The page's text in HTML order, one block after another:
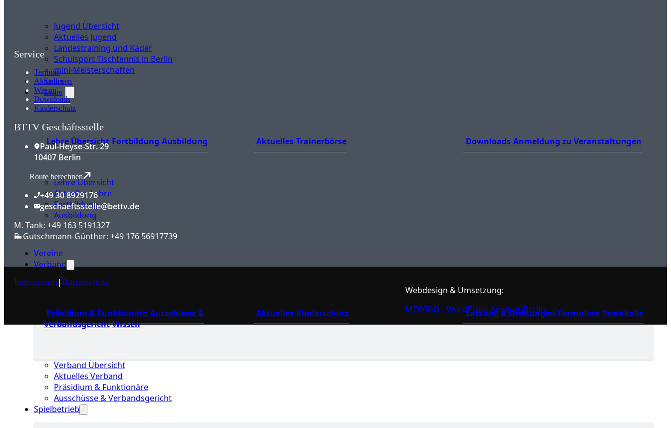
Jugend Übersicht
Aktuelles Jugend
Landestraining und Kader
Schulsport Tischtennis in Berlin
mini-Meisterschaften
Senioren
Lehre
Lehre Übersicht Fortbildung Ausbildung Aktuelles Trainerbörse Downloads Anmeldung zu Veranstaltungen
Lehre Übersicht
Aktuelles Lehre
Fortbildung
Ausbildung
Vereine
Verband
Präsidium & Funktionäre Ausschüsse &
Verbandsgericht Wissen
Aktuelles Kinderschutz Satzung & Ordnungen Formulare Protokolle
Verband Übersicht
Aktuelles Verband
Präsidium & Funktionäre
Ausschüsse & Verbandsgericht
Spielbetrieb
Service
Termine
Aktuelles
Wissen
Downloads
Kinderschutz
BTTV Geschäftsstelle
Paul-Heyse-Str. 29
10407 Berlin
Route berechnen
+49 30 8929176
geschaeftsstelle@bettv.de
M. Tank: +49 163 5191327
B. Gutschmann-Günther: +49 176 56917739
Impressum| Datenschutz
Webdesign & Umsetzung:
MEWIGO - WordPress Agentur Berlin